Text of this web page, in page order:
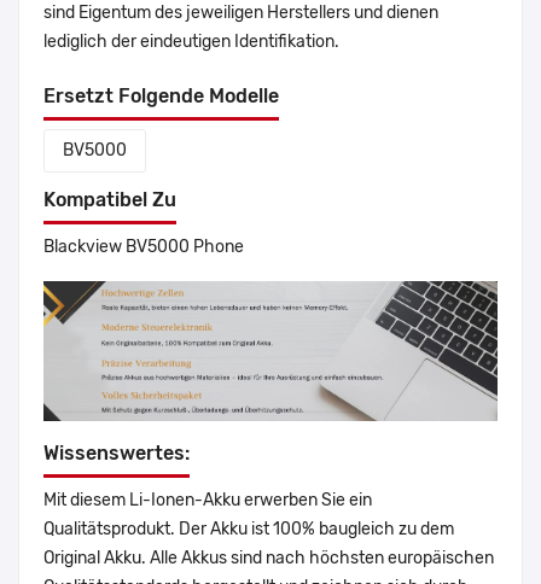
sind Eigentum des jeweiligen Herstellers und dienen
lediglich der eindeutigen Identifikation.
Ersetzt Folgende Modelle
BV5000
Kompatibel Zu
Blackview BV5000 Phone
Wissenswertes:
Mit diesem Li-Ionen-Akku erwerben Sie ein
Qualitätsprodukt. Der Akku ist 100% baugleich zu dem
Original Akku. Alle Akkus sind nach höchsten europäischen